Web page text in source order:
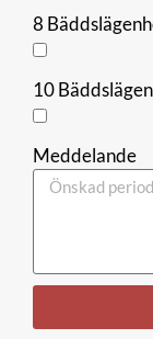
8
10
Meddelande